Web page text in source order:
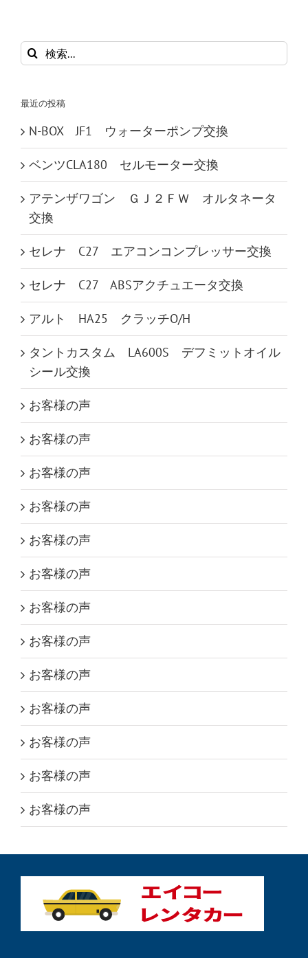
検
索
最近の投稿
N-BOX JF1 ウォーターポンプ交換
ベンツCLA180 セルモーター交換
アテンザワゴン ＧＪ２ＦＷ オルタネータ
交換
セレナ C27 エアコンコンプレッサー交換
セレナ C27 ABSアクチュエータ交換
アルト HA25 クラッチO/H
タントカスタム LA600S デフミットオイル
シール交換
お客様の声
お客様の声
お客様の声
お客様の声
お客様の声
お客様の声
お客様の声
お客様の声
お客様の声
お客様の声
お客様の声
お客様の声
お客様の声